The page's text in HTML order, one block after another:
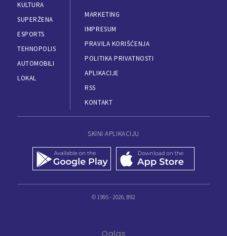
KULTURA
SUPERŽENA
ESPORTS
TEHNOPOLIS
AUTOMOBILI
LOKAL
MARKETING
IMPRESUM
PRAVILA KORIŠĆENJA
POLITIKA PRIVATNOSTI
APLIKACIJE
RSS
KONTAKT
SKINI APLIKACIJU
© 1995 - 2026, B92